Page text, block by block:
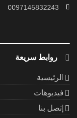
0097145832243
روابط سريعة
الرئيسية
فيديوهات
إتصل بنا